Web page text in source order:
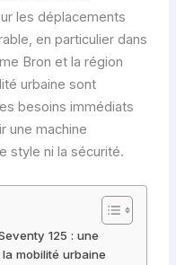
les déplacements
en particulier dans
Bron et la région
urbaine sont
besoins immédiats
une machine
style ni la sécurité.
125 : une
mobilité urbaine